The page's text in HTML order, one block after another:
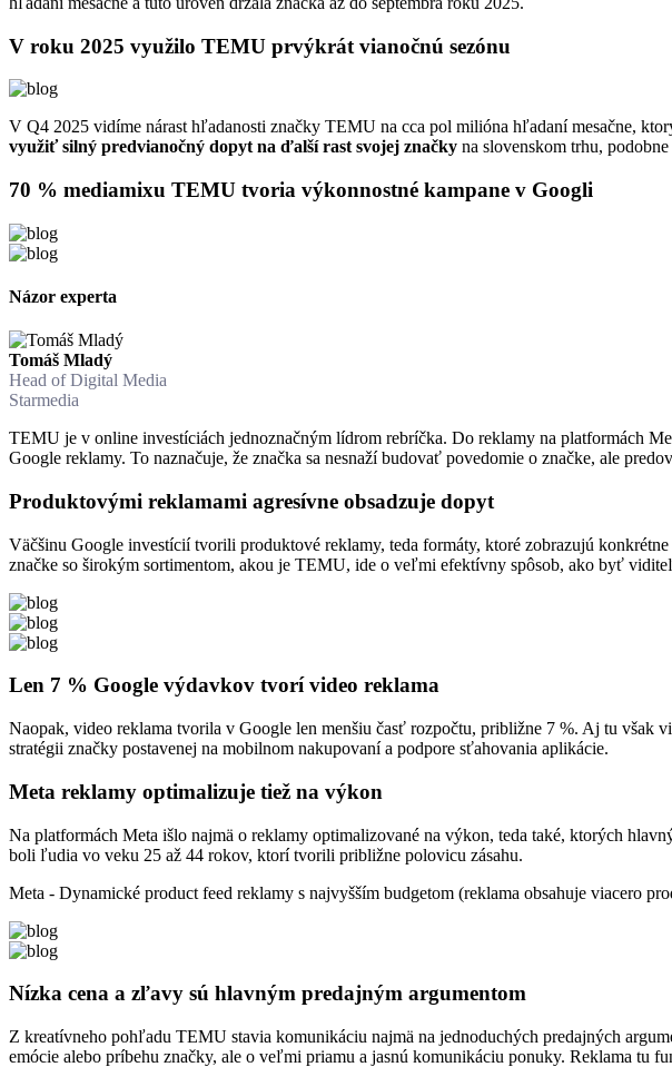
V roku 2025 využilo TEMU prvýkrát vianočnú sezónu
V Q4 2025 vidíme nárast hľadanosti značky TEMU na cca pol milióna hľadaní mesačne,
využiť silný predvianočný dopyt na ďalší rast svojej značky na slovenskom trhu,
70 % mediamixu TEMU tvoria výkonnostné kampane v Googli
Názor experta
Tomáš Mladý
Head of Digital Media
Starmedia
TEMU je v online investíciách jednoznačným lídrom rebríčka. Do reklamy na platformách
Google reklamy. To naznačuje, že značka sa nesnaží budovať povedomie o značke, ale
Produktovými reklamami agresívne obsadzuje dopyt
Väčšinu Google investícií tvorili produktové reklamy, teda formáty, ktoré zobrazujú
značke so širokým sortimentom, akou je TEMU, ide o veľmi efektívny spôsob, ako byť
Len 7 % Google výdavkov tvorí video reklama
Naopak, video reklama tvorila v Google len menšiu časť rozpočtu, približne 7 %. Aj tu však
stratégii značky postavenej na mobilnom nakupovaní a podpore sťahovania aplikácie.
Meta reklamy optimalizuje tiež na výkon
Na platformách Meta išlo najmä o reklamy optimalizované na výkon, teda také, ktorých
boli ľudia vo veku 25 až 44 rokov, ktorí tvorili približne polovicu zásahu.
Meta - Dynamické product feed reklamy s najvyšším budgetom (reklama obsahuje viacero
Nízka cena a zľavy sú hlavným predajným argumentom
Z kreatívneho pohľadu TEMU stavia komunikáciu najmä na jednoduchých predajných
emócie alebo príbehu značky, ale o veľmi priamu a jasnú komunikáciu ponuky. Reklama tu